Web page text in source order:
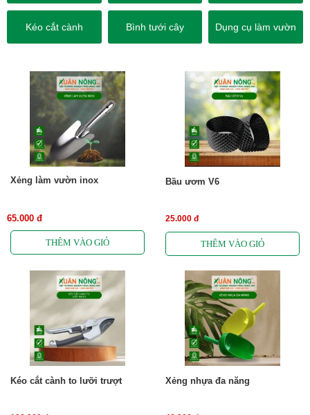
Kéo cắt cành Bình tưới cây Dụng cụ làm vườn
Xẻng làm vườn inox
65.000 đ
Bầu ươm V6
25.000 đ
Kéo cắt cành to lưỡi trượt Xẻng nhựa đa năng